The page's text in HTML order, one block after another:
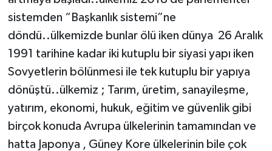
sistemden “Başkanlık sistemi”ne
döndü..ülkemizde bunlar ölü iken dünya 26 Aralık
1991 tarihine kadar iki kutuplu bir siyasi yapı iken
Sovyetlerin bölünmesi ile tek kutuplu bir yapıya
dönüştü..ülkemiz ; Tarım, üretim, sanayileşme,
yatırım, ekonomi, hukuk, eğitim ve güvenlik gibi
birçok konuda Avrupa ülkelerinin tamamından ve
hatta Japonya , Güney Kore ülkelerinin bile çok